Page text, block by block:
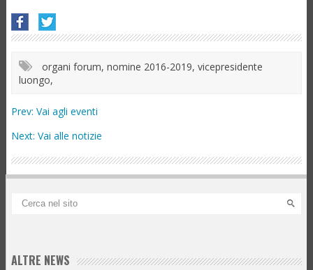
organi forum, nomine 2016-2019, vicepresidente
luongo,
Prev: Vai agli eventi
Next: Vai alle notizie
ALTRE NEWS